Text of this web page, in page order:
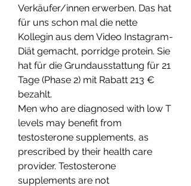
Verkäufer/innen erwerben. Das hat
für uns schon mal die nette
Kollegin aus dem Video Instagram-
Diät gemacht, porridge protein. Sie
hat für die Grundausstattung für 21
Tage (Phase 2) mit Rabatt 213 €
bezahlt.
Men who are diagnosed with low T
levels may benefit from
testosterone supplements, as
prescribed by their health care
provider. Testosterone
supplements are not